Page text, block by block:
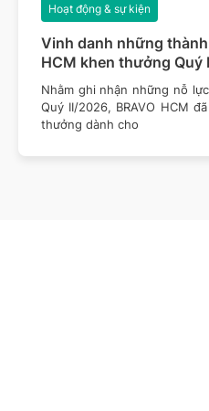
Vinh danh những
HCM khen thưởng Quý
Hoạt động & sự kiện
Nhằm ghi nhận những nỗ
Quý II/2026, BRAVO HCM
thưởng dành cho